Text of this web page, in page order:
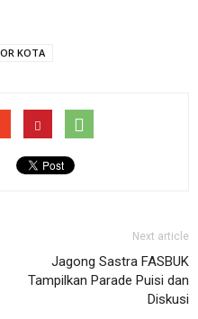
KOTA
Next article
Jagong Sastra FASBUK
Tampilkan Parade Puisi dan
Diskusi